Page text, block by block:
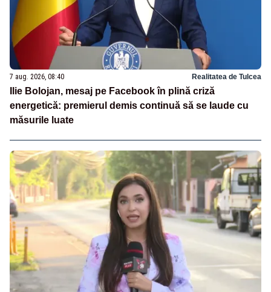
7 aug. 2026, 08:40 Realitatea de Tulcea
Ilie Bolojan, mesaj pe Facebook în plină criză
energetică: premierul demis continuă să se laude cu
măsurile luate